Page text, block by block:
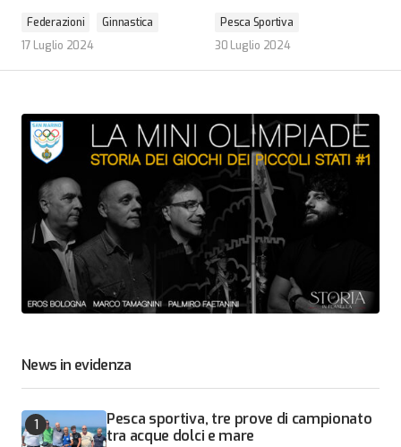
Federazioni
Ginnastica
17 Luglio 2024
Pesca Sportiva
30 Luglio 2024
News in evidenza
Pesca sportiva, tre prove di campionato
tra acque dolci e mare